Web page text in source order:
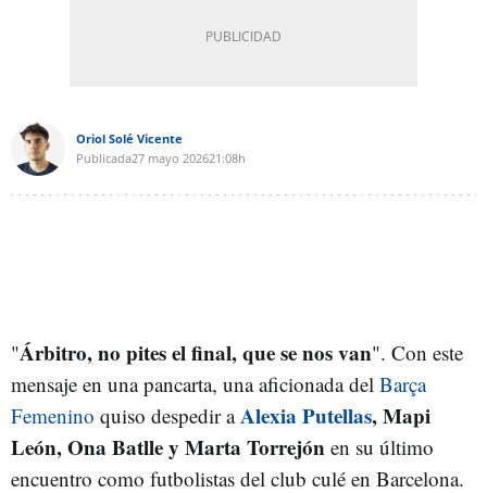
Oriol Solé Vicente
Publicada27 mayo 202621:08h
"Árbitro, no pites el final, que se nos van". Con este
mensaje en una pancarta, una aficionada del Barça
Femenino quiso despedir aAlexia Putellas, Mapi
León, Ona Batlle y Marta Torrejón en su último
encuentro como futbolistas del club culé en Barcelona.